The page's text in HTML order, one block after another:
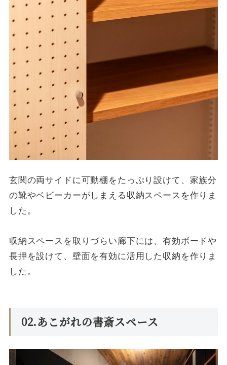
玄関の両サイドに可動棚をたっぷり設けて、家族分
の靴やベビーカーがしまえる収納スペースを作りま
した。
収納スペースを取りづらい廊下には、有効ボードや
長押を設けて、壁面を有効に活用した収納を作りま
した。
02.あこがれの書斎スペース